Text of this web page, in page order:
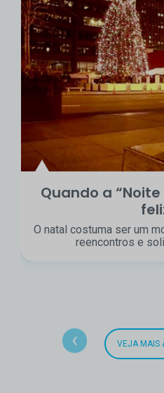
Quando a
O natal costuma ser um
reencontros e
‹ VEJA MAIS